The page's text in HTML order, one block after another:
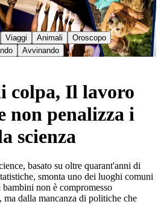
Viaggi Animali
Oroscopo
Avvinando
colpa, Il lavoro
non penalizza i
scienza
basato su oltre quarant'anni di
smonta uno dei luoghi comuni
non è compromesso
dalla mancanza di politiche che